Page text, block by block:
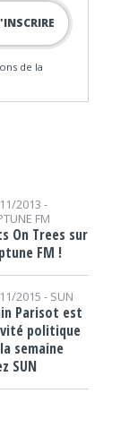
de la
2013 -
FM
On Trees sur
FM !
2015 - SUN
Parisot est
politique
semaine
SUN